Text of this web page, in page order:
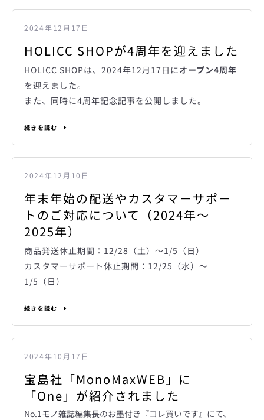
2024年12月17日
HOLICC SHOPが4周年を迎えました
HOLICC SHOPは、2024年12月17日にオープン4周年
を迎えました。
また、同時に4周年記念記事を公開しました。
続きを読む
2024年12月10日
年末年始の配送やカスタマーサポー
トのご対応について（2024年～
2025年）
商品発送休止期間：12/28（土）～1/5（日）
カスタマーサポート休止期間：12/25（水）～
1/5（日）
続きを読む
2024年10月17日
宝島社「MonoMaxWEB」に
「One」が紹介されました
No.1モノ雑誌編集長のお墨付き『コレ買いです』にて、